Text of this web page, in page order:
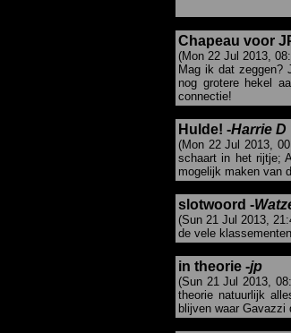
Chapeau voor
(Mon 22 Jul 2013,
Mag ik dat zeggen?
nog grotere hekel
connectie!
Hulde! -Harrie D
(Mon 22 Jul 2013,
schaart in het rijtje;
mogelijk maken van
slotwoord -
(Sun 21 Jul 2013,
de vele
in theorie -jp
(Sun 21 Jul 2013,
theorie natuurlijk
blijven waar